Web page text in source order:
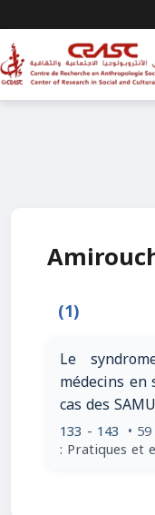
(1)
Le
médecins
cas des
133 - 143 •
: Pratiques et